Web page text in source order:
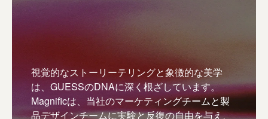
視覚的なストーリーテリングと象徴的な美学
は、GUESSのDNAに深く根ざしています。
Magnificは、当社のマーケティングチームと製
品デザインチームに実験と反復の自由を与え、